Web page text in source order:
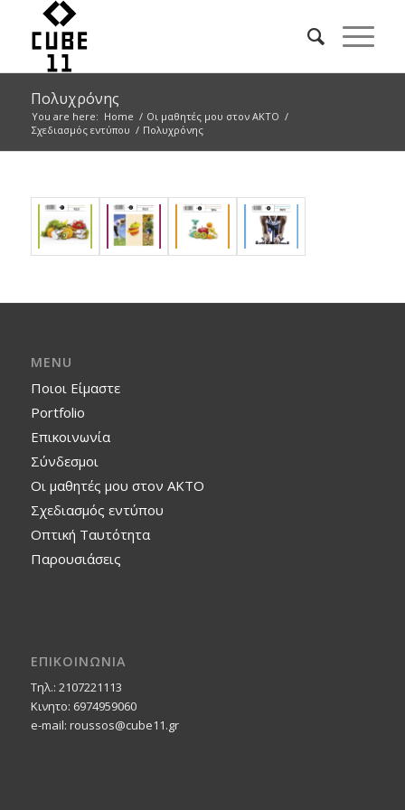
Πολυχρόνης
You are here: Home / Οι μαθητές μου στον ΑΚΤΟ /
Σχεδιασμός εντύπου / Πολυχρόνης
MENU
Ποιοι Είμαστε
Portfolio
Επικοινωνία
Σύνδεσμοι
Οι μαθητές μου στον ΑΚΤΟ
Σχεδιασμός εντύπου
Οπτική Ταυτότητα
Παρουσιάσεις
ΕΠΙΚΟΙΝΩΝΙΑ
Τηλ.: 2107221113
Κινητο: 6974959060
e-mail: roussos@cube11.gr